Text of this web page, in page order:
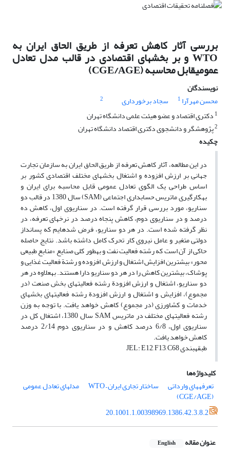
بررسی آثار کاهش تعرفه از طریق الحاق ایران به
WTO و بر بخش‎های اقتصادی در قالب مدل تعادل
عمومی‎قابل محاسبه (CGE/AGE)
نویسندگان
محسن مهرآرا 1 سجاد برخورداری
2
1 دکتری اقتصاد و عضو هیئت علمی دانشگاه تهران
2پژوهشگر و دانشجوی دکتری اقتصاد دانشگاه تهران
چکیده
در این مطالعه، آثار کاهش تعرفه از طریق الحاق ایران به سازمان تجارت
جهانی بر ارزش افزوده و اشتغال بخش‎های مختلف اقتصادی کشور بر
اساس طراحی یک الگوی تعادل عمومی قابل محاسبه برای ایران و
به‎کارگیری ماتریس حسابداری اجتماعی (SAM) سال 1380 در قالب دو
سناریو، مورد بررسی قرار گرفته است. در سناریوی اول، کاهش ده
درصد و در سناریوی دوم، کاهش پنجاه درصد در نرخ‎های تعرفه، در
نظر گرفته شده است. در هر دو سناریو، فرض شده‎ایم که پس‎انداز
دولتی متغیر و عامل نیروی کار تحرک کامل داشته باشد. نتایج حاصله
حاکی از آن است که رشته فعالیت نفت و به‎طور کلی صنایع «منابع طبیعی
محور» بیشترین افزایش اشتغال و ارزش افزوده و رشتة فعالیت غذایی و
پوشاک، بیشترین کاهش را در هر دو سناریو دارا هستند. به‎علاوه در هر
دو سناریو، اشتغال و ارزش افزودة رشته فعالیت‎های بخش صنعت (در
مجموع)، افزایش و اشتغال و ارزش افزودة رشته فعالیت‎های بخش‎های
خدمات و کشاورزی (در مجموع) کاهش خواهد یافت. با توجه به وزن
رشته فعالیت‎های مختلف در ماتریس SAM سال 1380، اشتغال کل در
سناریوی اول، 6/8 درصد کاهش و در سناریوی دوم 2/14 درصد
کاهش خواهد یافت.
طبقه‎بندی JEL: E12, F13, C68
کلیدواژه‌ها
تعرفه‎های وارداتی
ساختار تجاری ایران – WTO مدل‎های تعادل عمومی
(CGE/AGE)
20.1001.1.00398969.1386.42.3.8.2
عنوان مقاله English